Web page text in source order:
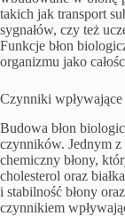
takich jak transport
sygnałów, czy też
Funkcje błon
organizmu jako
Czynniki
Budowa błon
czynników. Jednym
chemiczny błony,
cholesterol oraz
i stabilność błony
czynnikiem